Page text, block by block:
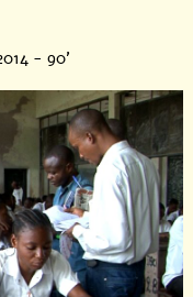
- 90'